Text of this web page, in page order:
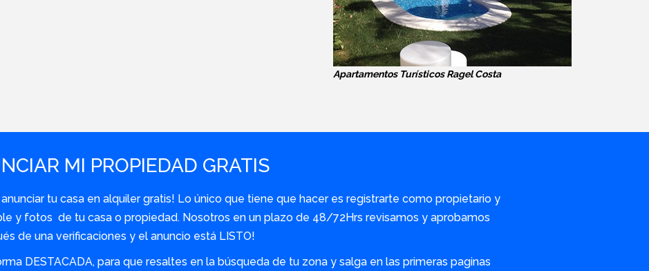
Apartamentos Turísticos Ragel Costa
MI PROPIEDAD GRATIS
tu casa en alquiler gratis! Lo único que tiene que hacer es registrarte como propietario y
y fotos de tu casa o propiedad. Nosotros en un plazo de 48/72Hrs revisamos y aprobamos
de una verificaciones y el anuncio está LISTO!
DESTACADA, para que resaltes en la búsqueda de tu zona y salga en las primeras paginas